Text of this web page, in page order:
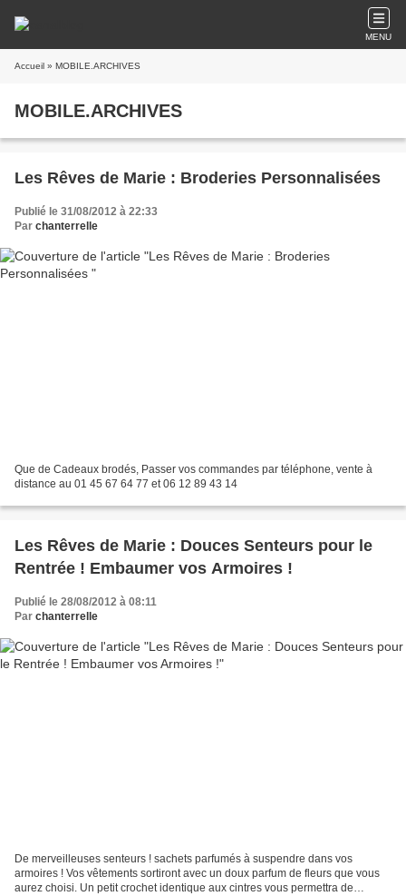
MENU
Accueil » MOBILE.ARCHIVES
MOBILE.ARCHIVES
Les Rêves de Marie : Broderies Personnalisées
Publié le 31/08/2012 à 22:33
Par chanterrelle
Que de Cadeaux brodés, Passer vos commandes par téléphone, vente à
distance au 01 45 67 64 77 et 06 12 89 43 14
Les Rêves de Marie : Douces Senteurs pour le
Rentrée ! Embaumer vos Armoires !
Publié le 28/08/2012 à 08:11
Par chanterrelle
De merveilleuses senteurs ! sachets parfumés à suspendre dans vos
armoires ! Vos vêtements sortiront avec un doux parfum de fleurs que vous
aurez choisi. Un petit crochet identique aux cintres vous permettra de